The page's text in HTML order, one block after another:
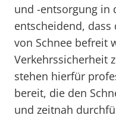
und -entsorgung in
entscheidend, dass
von Schnee befreit
Verkehrssicherheit
stehen hierfür
bereit, die den
und zeitnah